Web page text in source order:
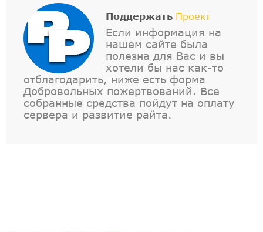
Поддержать Проект
Если информация на
нашем сайте была
полезна для Вас и вы
хотели бы нас как-то
отблагодарить, ниже есть форма
Добровольных пожертвований. Все
собранные средства пойдут на оплату
сервера и развитие райта.